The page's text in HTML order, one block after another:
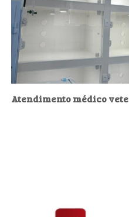
Atendimento médico